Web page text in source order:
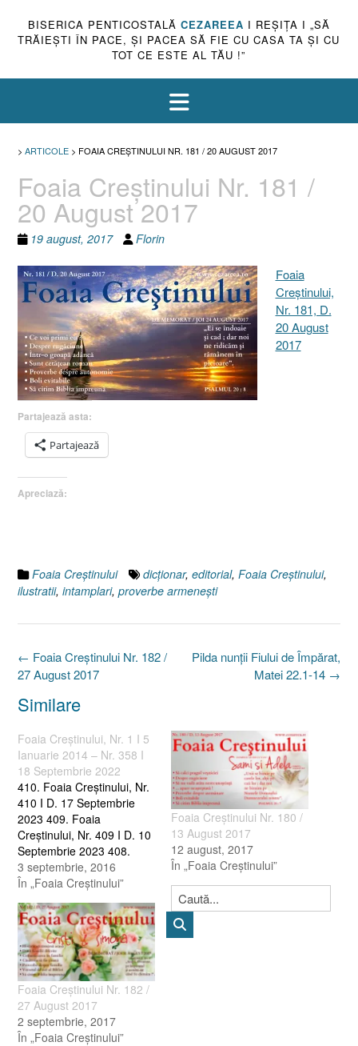
BISERICA PENTICOSTALĂ CEZAREEA I REŞIŢA I „SĂ
TRĂIEŞTI ÎN PACE, ŞI PACEA SĂ FIE CU CASA TA ŞI CU
TOT CE ESTE AL TĂU !”
> ARTICOLE > FOAIA CREŞTINULUI NR. 181 / 20 AUGUST 2017
Foaia Creştinului Nr. 181 /
20 August 2017
19 august, 2017 Florin
Foaia
Creştinului,
Nr. 181, D.
20 August
2017
Partajează asta:
Partajează
Apreciază:
Foaia Creştinului dicţionar, editorial, Foaia Creştinului,
ilustratii, intamplari, proverbe armeneşti
Post
navigation
Pilda nunţii Fiului de Împărat,
Matei 22.1-14 →
← Foaia Creştinului Nr. 182 /
27 August 2017
Similare
Foaia Creştinului, Nr. 1 I 5
Ianuarie 2014 – Nr. 358 I
18 Septembrie 2022
410. Foaia Creştinului, Nr.
410 I D. 17 Septembrie
2023 409. Foaia
Creştinului, Nr. 409 I D. 10
Septembrie 2023 408.
Foaia Creştinului, Nr. 408 I
D. 3 Septembrie 2023 407.
D. 27 August 2023 406.
Foaia Creştinului, Nr. 406 I
D. 20 August 2023…
3 septembrie, 2016
În „Foaia Creştinului”
Foaia Creştinului Nr. 180 /
13 August 2017
12 august, 2017
În „Foaia Creştinului”
Foaia Creştinului Nr. 182 /
27 August 2017
2 septembrie, 2017
În „Foaia Creştinului”